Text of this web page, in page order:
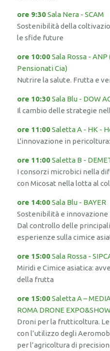
ore 9:30Sala Nera - SCAM
Sostenibilità della
le sfide future
ore 10:00Sala Rossa -
Pensionati Cia)
Nutrire la salute. Frutta e
ore 10:30Sala Blu - DOW
Il cambio delle strategie
ore 11:00Saletta A - HK -
L'innovazione in
ore 11:00Saletta B -
I consorzi microbici nella
con Micosat nella lotta al
ore 14:00Sala Blu - BAYER
Sostenibilità e
Dal controllo delle
esperienze sulla cimice
ore 15:00Sala Rossa -
Miridi e Cimice asiatica:
della frutta
ore 15:00Saletta A –
ROMA DRONE
Droni per la frutticoltura.
con l’utilizzo degli
per l’agricoltura di